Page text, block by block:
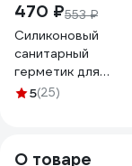
470 ₽553 ₽
Силиконовый
санитарный
герметик для
ванной и кухни
5(25)
О товаре